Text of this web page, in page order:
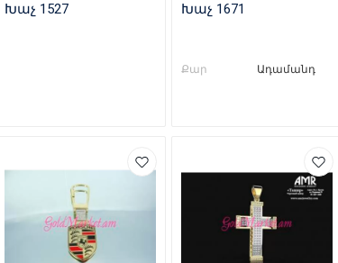
Խաչ 1527 Խաչ 1671
Քար Ադամանդ